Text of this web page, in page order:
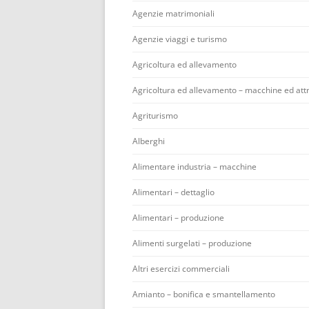
Agenzie matrimoniali
Agenzie viaggi e turismo
Agricoltura ed allevamento
Agricoltura ed allevamento – macchine ed
Agriturismo
Alberghi
Alimentare industria – macchine
Alimentari – dettaglio
Alimentari – produzione
Alimenti surgelati – produzione
Altri esercizi commerciali
Amianto – bonifica e smantellamento